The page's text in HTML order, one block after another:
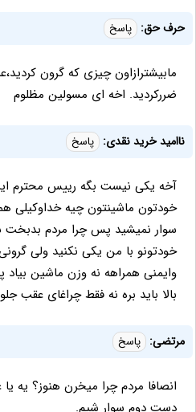
حرف حق: پاسخ
مابيشترازاون چيزى كه گرون
ضرركرديد. اخه اى مسولين مظلوم
ناامید خرید نقدی: پاسخ
آخه یکی نیست بگه رییس محترم
خودتون ماشینتون چیه خداوکیلی
سوار نمیشید پس چرا مردم بدبخت
خودتونو با من یکی نکنید ولی
وایمنی همراهه نه وزن ماشین
بالا باید بره نه فقط چراغای عقب
مرتضی: پاسخ
انصافا مردم چرا میخرن هنوز؟ یه
دست دوم سوار شیم.